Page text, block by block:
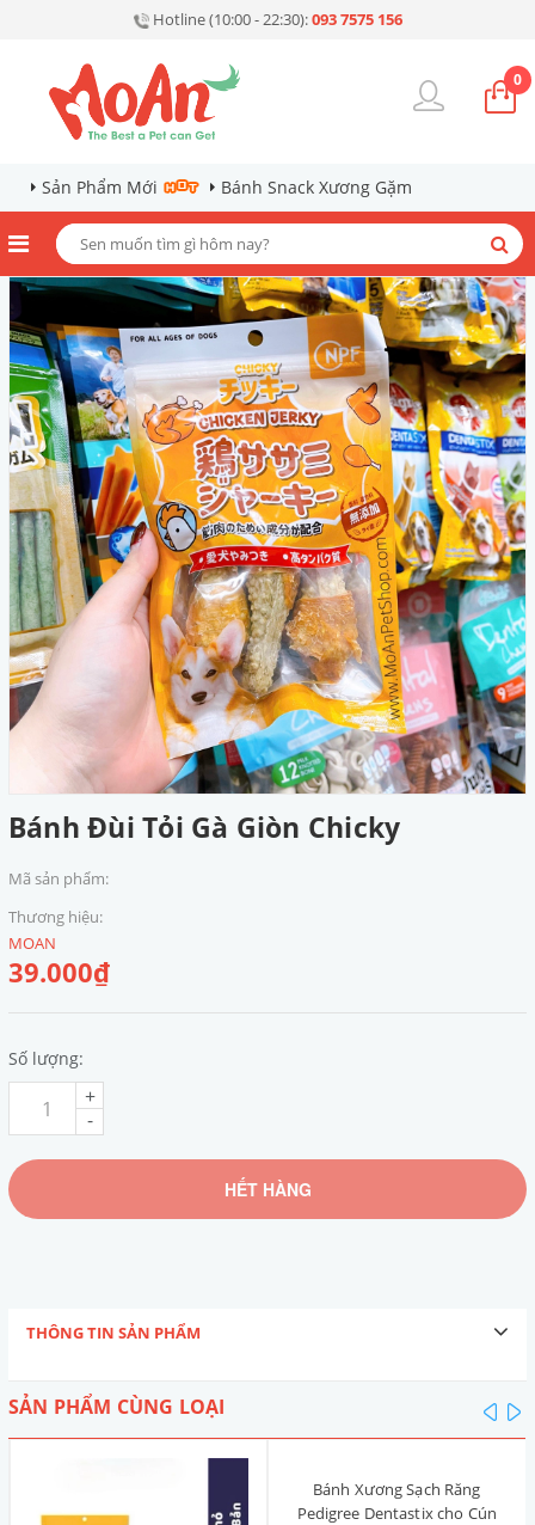
Hotline (10:00 - 22:30):093 7575 156
0
Sản Phẩm Mới Bánh Snack Xương Gặm
Bánh Đùi Tỏi Gà Giòn Chicky
Mã sản phẩm:
Thương hiệu:
MOAN
39.000₫
Số lượng:
-
+
HẾT HÀNG
THÔNG TIN SẢN PHẨM
SẢN PHẨM CÙNG LOẠI
Bánh Xương Sạch Răng
Pedigree Dentastix cho Cún